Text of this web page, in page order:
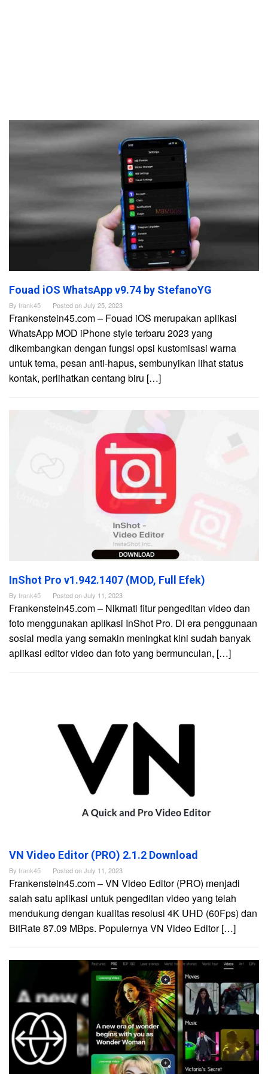
Frankenstein45.Com
Fouad iOS WhatsApp v9.74 by StefanoYG
By frank45 Posted onJuly 25, 2023
Frankenstein45.com – Fouad iOS merupakan aplikasi
WhatsApp MOD iPhone style terbaru 2023 yang
dikembangkan dengan fungsi opsi kustomisasi warna
untuk tema, pesan anti-hapus, sembunyikan lihat status
kontak, perlihatkan centang biru […]
InShot Pro v1.942.1407 (MOD, Full Efek)
By frank45 Posted onJuly 11, 2023
Frankenstein45.com – Nikmati fitur pengeditan video dan
foto menggunakan aplikasi InShot Pro. Di era penggunaan
sosial media yang semakin meningkat kini sudah banyak
aplikasi editor video dan foto yang bermunculan, […]
VN Video Editor (PRO) 2.1.2 Download
By frank45 Posted onJuly 11, 2023
Frankenstein45.com – VN Video Editor (PRO) menjadi
salah satu aplikasi untuk pengeditan video yang telah
mendukung dengan kualitas resolusi 4K UHD (60Fps) dan
BitRate 87.09 MBps. Populernya VN Video Editor […]